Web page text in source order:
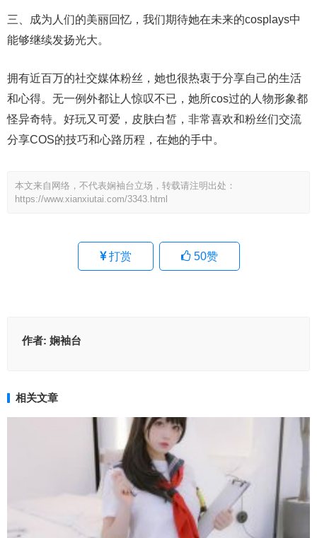
三、成为人们的美丽回忆，我们期待她在未来的cosplays中
能够继续发扬光大。
拥有近百万的社交媒体粉丝，她也很热衷于分享自己的生活
和心得。无一例外都让人惊叹不已，她所cos过的人物形象都
怪异奇特。好玩又可爱，皮肤白皙，非常喜欢和粉丝们交流
分享COS的技巧和心路历程，在她的手中。
本文来自网络，不代表娴袖台立场，转载请注明出处：
https://www.xianxiutai.com/3343.html
打赏 50赞
作者: 娴袖台
相关文章